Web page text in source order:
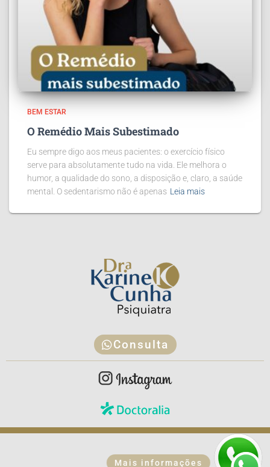
BEM ESTAR
O Remédio Mais Subestimado
Eu sempre digo aos meus pacientes: o exercício físico
serve para absolutamente tudo na vida. Ele melhora o
humor, a qualidade do sono, a disposição e, claro, a saúde
mental. O sedentarismo não é apenas Leia mais
Consulta
Mais informações